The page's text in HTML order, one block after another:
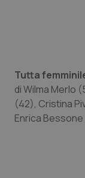
Emilia-
Friuli
Dermatite
Tutta
di Wilma Merlo
(42), Cristina
Enrica